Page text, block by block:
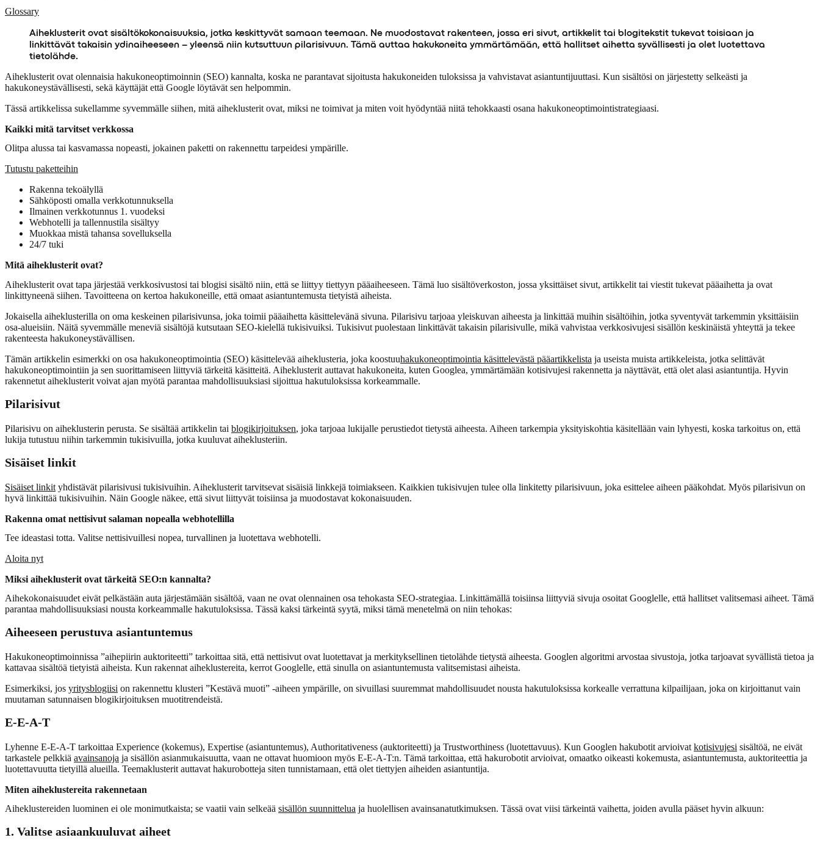
Glossary
Aiheklusterit ovat sisältökokonaisuuksia, jotka keskittyvät samaan teemaan. Ne muodostavat rakenteen, jossa eri sivut, artikkelit tai blogitekstit tukevat toisiaan ja
linkittävät takaisin ydinaiheeseen – yleensä niin kutsuttuun pilarisivuun. Tämä auttaa hakukoneita ymmärtämään, että hallitset aihetta syvällisesti ja olet luotettava
tietolähde.
Aiheklusterit ovat olennaisia hakukoneoptimoinnin (SEO) kannalta, koska ne parantavat sijoitusta hakukoneiden tuloksissa ja vahvistavat asiantuntijuuttasi. Kun sisältösi on järjestetty selkeästi ja
hakukoneystävällisesti, sekä käyttäjät että Google löytävät sen helpommin.
Tässä artikkelissa sukellamme syvemmälle siihen, mitä aiheklusterit ovat, miksi ne toimivat ja miten voit hyödyntää niitä tehokkaasti osana hakukoneoptimointistrategiaasi.
Kaikki mitä tarvitset verkkossa
Olitpa alussa tai kasvamassa nopeasti, jokainen paketti on rakennettu tarpeidesi ympärille.
Tutustu paketteihin
Rakenna tekoälyllä
Sähköposti omalla verkkotunnuksella
Ilmainen verkkotunnus 1. vuodeksi
Webhotelli ja tallennustila sisältyy
Muokkaa mistä tahansa sovelluksella
24/7 tuki
Mitä aiheklusterit ovat?
Aiheklusterit ovat tapa järjestää verkkosivustosi tai blogisi sisältö niin, että se liittyy tiettyyn pääaiheeseen. Tämä luo sisältöverkoston, jossa yksittäiset sivut, artikkelit tai viestit tukevat pääaihetta ja ovat
linkittyneenä siihen. Tavoitteena on kertoa hakukoneille, että omaat asiantuntemusta tietyistä aiheista.
Jokaisella aiheklusterilla on oma keskeinen pilarisivunsa, joka toimii pääaihetta käsittelevänä sivuna. Pilarisivu tarjoaa yleiskuvan aiheesta ja linkittää muihin sisältöihin, jotka syventyvät tarkemmin yksittäisiin
osa-alueisiin. Näitä syvemmälle meneviä sisältöjä kutsutaan SEO-kielellä tukisivuiksi. Tukisivut puolestaan linkittävät takaisin pilarisivulle, mikä vahvistaa verkkosivujesi sisällön keskinäistä yhteyttä ja tekee
rakenteesta hakukoneystävällisen.
Tämän artikkelin esimerkki on osa hakukoneoptimointia (SEO) käsittelevää aiheklusteria, joka koostuuhakukoneoptimointia käsittelevästä pääartikkelista ja useista muista artikkeleista, jotka selittävät
hakukoneoptimointiin ja sen suorittamiseen liittyviä tärkeitä käsitteitä. Aiheklusterit auttavat hakukoneita, kuten Googlea, ymmärtämään kotisivujesi rakennetta ja näyttävät, että olet alasi asiantuntija. Hyvin
rakennetut aiheklusterit voivat ajan myötä parantaa mahdollisuuksiasi sijoittua hakutuloksissa korkeammalle.
Pilarisivut
Pilarisivu on aiheklusterin perusta. Se sisältää artikkelin tai blogikirjoituksen, joka tarjoaa lukijalle perustiedot tietystä aiheesta. Aiheen tarkempia yksityiskohtia käsitellään vain lyhyesti, koska tarkoitus on, että
lukija tutustuu niihin tarkemmin tukisivuilla, jotka kuuluvat aiheklusteriin.
Sisäiset linkit
Sisäiset linkit yhdistävät pilarisivusi tukisivuihin. Aiheklusterit tarvitsevat sisäisiä linkkejä toimiakseen. Kaikkien tukisivujen tulee olla linkitetty pilarisivuun, joka esittelee aiheen pääkohdat. Myös pilarisivun on
hyvä linkittää tukisivuihin. Näin Google näkee, että sivut liittyvät toisiinsa ja muodostavat kokonaisuuden.
Rakenna omat nettisivut salaman nopealla webhotellilla
Tee ideastasi totta. Valitse nettisivuillesi nopea, turvallinen ja luotettava webhotelli.
Aloita nyt
Miksi aiheklusterit ovat tärkeitä SEO:n kannalta?
Aihekokonaisuudet eivät pelkästään auta järjestämään sisältöä, vaan ne ovat olennainen osa tehokasta SEO-strategiaa. Linkittämällä toisiinsa liittyviä sivuja osoitat Googlelle, että hallitset valitsemasi aiheet. Tämä
parantaa mahdollisuuksiasi nousta korkeammalle hakutuloksissa. Tässä kaksi tärkeintä syytä, miksi tämä menetelmä on niin tehokas:
Aiheeseen perustuva asiantuntemus
Hakukoneoptimoinnissa ”aihepiirin auktoriteetti” tarkoittaa sitä, että nettisivut ovat luotettavat ja merkityksellinen tietolähde tietystä aiheesta. Googlen algoritmi arvostaa sivustoja, jotka tarjoavat syvällistä tietoa ja
kattavaa sisältöä tietyistä aiheista. Kun rakennat aiheklustereita, kerrot Googlelle, että sinulla on asiantuntemusta valitsemistasi aiheista.
Esimerkiksi, jos yritysblogiisi on rakennettu klusteri ”Kestävä muoti” -aiheen ympärille, on sivuillasi suuremmat mahdollisuudet nousta hakutuloksissa korkealle verrattuna kilpailijaan, joka on kirjoittanut vain
muutaman satunnaisen blogikirjoituksen muotitrendeistä.
E-E-A-T
Lyhenne E-E-A-T tarkoittaa Experience (kokemus), Expertise (asiantuntemus), Authoritativeness (auktoriteetti) ja Trustworthiness (luotettavuus). Kun Googlen hakubotit arvioivat kotisivujesi sisältöä, ne eivät
tarkastele pelkkiä avainsanoja ja sisällön asianmukaisuutta, vaan ne ottavat huomioon myös E-E-A-T:n. Tämä tarkoittaa, että hakurobotit arvioivat, omaatko oikeasti kokemusta, asiantuntemusta, auktoriteettia ja
luotettavuutta tietyillä alueilla. Teemaklusterit auttavat hakurobotteja siten tunnistamaan, että olet tiettyjen aiheiden asiantuntija.
Miten aiheklustereita rakennetaan
Aiheklustereiden luominen ei ole monimutkaista; se vaatii vain selkeää sisällön suunnittelua ja huolellisen avainsanatutkimuksen. Tässä ovat viisi tärkeintä vaihetta, joiden avulla pääset hyvin alkuun:
1. Valitse asiaankuuluvat aiheet